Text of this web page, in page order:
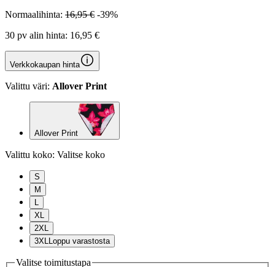
Normaalihinta: 16,95 € -39%
30 pv alin hinta: 16,95 €
Verkkokaupan hinta
Valittu väri: Allover Print
Allover Print
Valittu koko: Valitse koko
S
M
L
XL
2XL
3XL Loppu varastosta
Valitse toimitustapa